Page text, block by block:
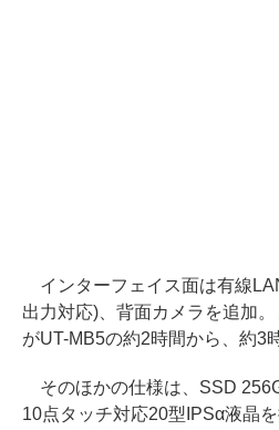
インターフェイス面は有線
出力対応)、背面カメラを追加
がUT-MB5の約2時間から、約3
そのほかの仕様は、SSD
10点タッチ対応20型IPSα液晶